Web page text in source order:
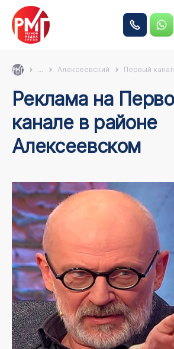
... Алексеевский Первый канал
Реклама на Первом
канале в районе
Алексеевском